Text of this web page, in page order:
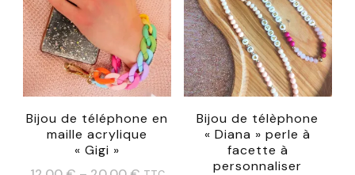
variations.
Les
options
peuvent
être
choisies
sur
Bijou de téléphone en
maille acrylique
« Gigi »
Bijou de télèphone
« Diana » perle à
facette à
personnaliser